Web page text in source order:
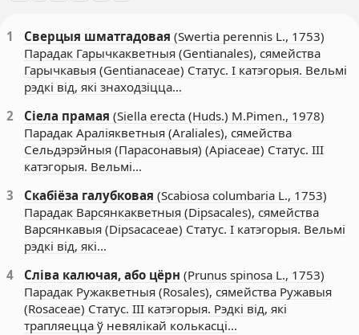
1 Сверцыя шматгадовая (Swertia perennis L., 1753)
Парадак Гарычкакветныя (Gentianales), сямейства
Гарычкавыя (Gentianaceae) Статус. I катэгорыя. Вельмі
рэдкі від, які знаходзіцца…
2
Сіела прамая (Siella erecta (Huds.) M.Pimen., 1978)
Парадак Араліякветныя (Araliales), сямейства
Сельдэрэйныя (Парасонавыя) (Apiaceae) Статус. III
катэгорыя. Вельмі…
3
Скабіёза галубковая (Scabiosa columbaria L., 1753)
Парадак Варсянкакветныя (Dipsacales), сямейства
Варсянкавыя (Dipsacaceae) Статус. I катэгорыя. Вельмі
рэдкі від, які…
4
Сліва калючая, або цёрн (Prunus spinosa L., 1753)
Парадак Ружакветныя (Rosales), сямейства Ружавыя
(Rosaceae) Статус. III катэгорыя. Рэдкі від, які
трапляецца ў невялікай колькасці…